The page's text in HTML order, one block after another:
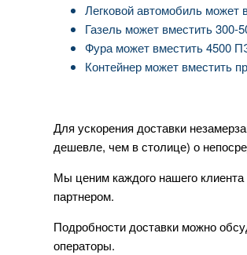
Легковой автомобиль может
Газель может вместить 300-
Фура может вместить 4500
Контейнер может вместить
Для ускорения доставки
дешевле, чем в столице) о
Мы ценим каждого нашего
партнером.
Подробности доставки можно
операторы.